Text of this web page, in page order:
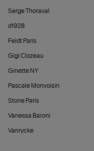
Serge Thoraval
d1928
Feidt Paris
Gigi Clozeau
Ginette NY
Pascale Monvoisin
Stone Paris
Vanessa Baroni
Vanrycke